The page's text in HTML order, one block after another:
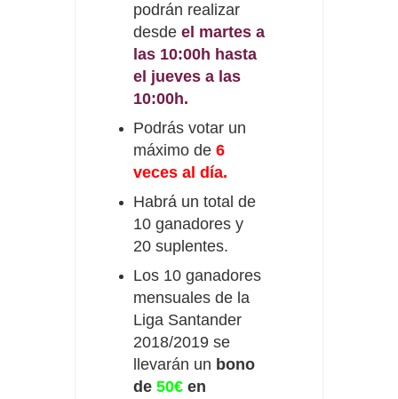
podrán realizar
desde el martes a
las 10:00h hasta
el jueves a las
10:00h.
Podrás votar un
máximo de 6
veces al día.
Habrá un total de
10 ganadores y
20 suplentes.
Los 10 ganadores
mensuales de la
Liga Santander
2018/2019 se
llevarán un bono
de 50€ en